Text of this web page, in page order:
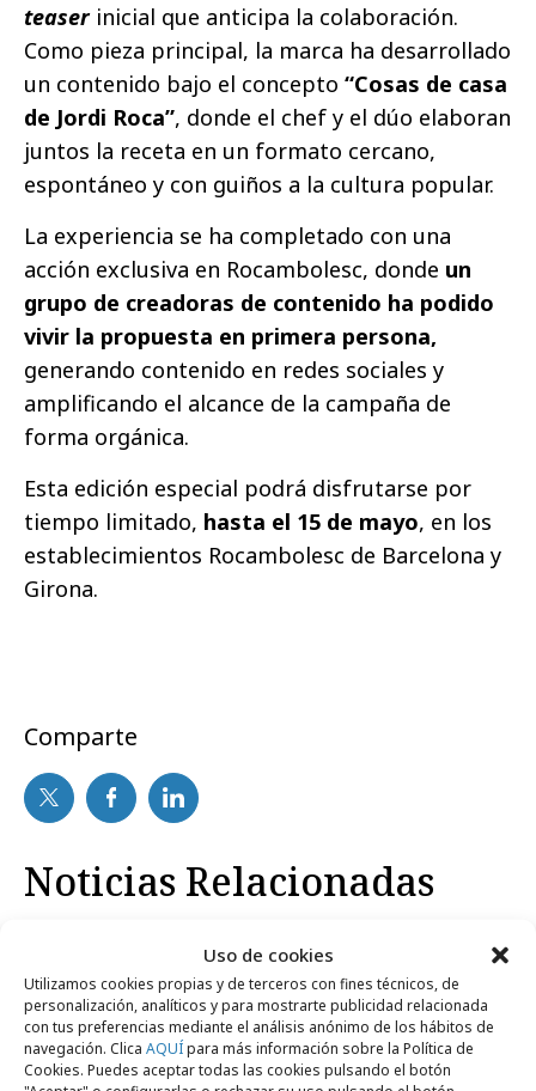
Uso de cookies
Utilizamos cookies propias y de terceros con fines técnicos, de
personalización, analíticos y para mostrarte publicidad relacionada
con tus preferencias mediante el análisis anónimo de los hábitos de
navegación. Clica AQUÍpara más información sobre la Política de
Cookies. Puedes aceptar todas las cookies pulsando el botón
teaserinicial que anticipa la colaboración.
Como pieza principal, la marca ha desarrollado
un contenido bajo el concepto “Cosas de casa
de Jordi Roca”, donde el chef y el dúo elaboran
juntos la receta en un formato cercano,
espontáneo y con guiños a la cultura popular.
La experiencia se ha completado con una
acción exclusiva en Rocambolesc, donde un
grupo de creadoras de contenido ha podido
vivir la propuesta en primera persona,
generando contenido en redes sociales y
amplificando el alcance de la campaña de
forma orgánica.
Esta edición especial podrá disfrutarse por
tiempo limitado, hasta el 15 de mayo, en los
establecimientos Rocambolesc de Barcelona y
Girona.
Comparte
Noticias Relacionadas